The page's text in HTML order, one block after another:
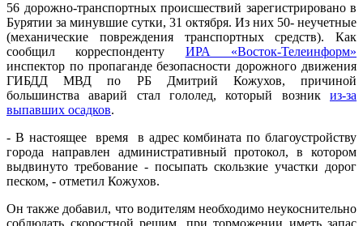
56 дорожно-транспортных происшествий зарегистрировано в
Бурятии за минувшие сутки, 31 октября. Из них 50- неучетные
(механические повреждения транспортных средств). Как
сообщил корреспонденту ИРА «Восток-Телеинформ»
инспектор по пропаганде безопасности дорожного движения
ГИБДД МВД по РБ Дмитрий Кожухов, причиной
большинства аварий стал гололед, который возник из-за
выпавших осадков.
- В настоящее время в адрес комбината по благоустройству
города направлен административный протокол, в котором
выдвинуто требование - посыпать скользкие участки дорог
песком, - отметил Кожухов.
Он также добавил, что водителям необходимо неукоснительно